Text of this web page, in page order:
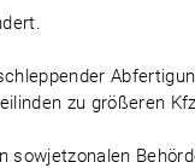
zu größeren
sowjetzonalen